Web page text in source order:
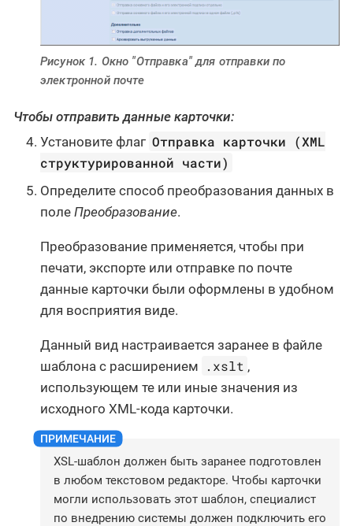
Рисунок 1. Окно "Отправка" для отправки по
электронной почте
Чтобы отправить данные карточки:
Установите флаг Отправка карточки (XML
структурированной части)
Определите способ преобразования данных в
поле Преобразование.
Преобразование применяется, чтобы при
печати, экспорте или отправке по почте
данные карточки были оформлены в удобном
для восприятия виде.
Данный вид настраивается заранее в файле
шаблона с расширением
.xslt ,
использующем те или иные значения из
исходного XML-кода карточки.
XSL-шаблон должен быть заранее подготовлен
в любом текстовом редакторе. Чтобы карточки
могли использовать этот шаблон, специалист
по внедрению системы должен подключить его